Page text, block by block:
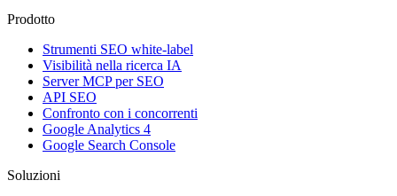
Prodotto
Strumenti SEO white-label
Visibilità nella ricerca IA
Server MCP per SEO
API SEO
Confronto con i concorrenti
Google Analytics 4
Google Search Console
Soluzioni